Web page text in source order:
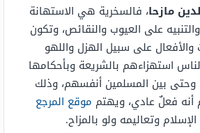
مازحا، فالسخرية هي الاستهانة
على العيوب والنقائص، وتكون
والأفعال على سبيل الهزل واللهو
استهزاءهم بالشريعة وبأحكامها
وحتى بين المسلمين أنفسهم، وذلك
فعلٌ عادي، ويهتم موقع المرجع
وتعاليمه ولو بالمزاح.